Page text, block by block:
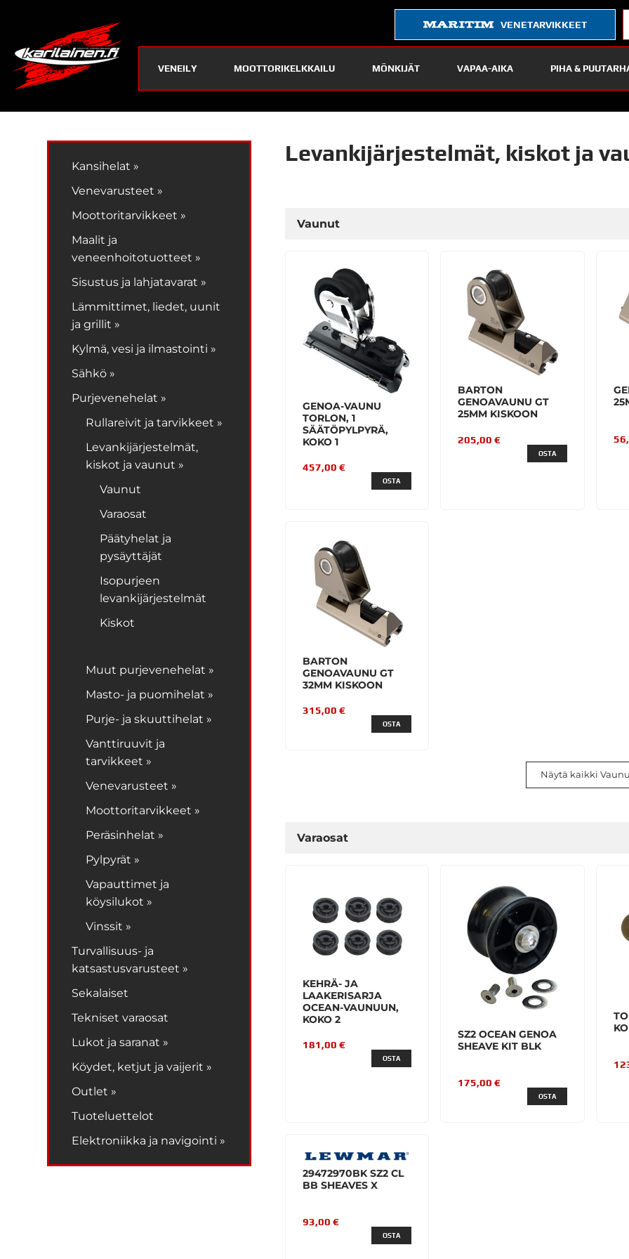
VENETARVIKKEET
VENEILY MOOTTORIKELKKAILU MÖNKIJÄT VAPAA-AIKA PIHA &
Kansihelat »
Venevarusteet »
Moottoritarvikkeet »
Maalit ja
veneenhoitotuotteet »
Sisustus ja lahjatavarat »
Lämmittimet, liedet, uunit
ja grillit »
Kylmä, vesi ja ilmastointi »
Sähkö »
Purjevenehelat »
Rullareivit ja tarvikkeet »
Levankijärjestelmät,
kiskot ja vaunut »
Vaunut
Varaosat
Päätyhelat ja
pysäyttäjät
Isopurjeen
levankijärjestelmät
Kiskot
Muut purjevenehelat »
Masto- ja puomihelat »
Purje- ja skuuttihelat »
Vanttiruuvit ja
tarvikkeet »
Venevarusteet »
Moottoritarvikkeet »
Peräsinhelat »
Pylpyrät »
Vapauttimet ja
köysilukot »
Vinssit »
Turvallisuus- ja
katsastusvarusteet »
Sekalaiset
Tekniset varaosat
Lukot ja saranat »
Köydet, ketjut ja vaijerit »
Outlet »
Tuoteluettelot
Elektroniikka ja navigointi »
Levankijärjestelmät, kiskot ja
Vaunut
GENOA-VAUNU
TORLON, 1
SÄÄTÖPYLPYRÄ,
KOKO 1
457,00 €
OSTA
BARTON
GENOAVAUNU GT
25MM KISKOON
205,00 €
OSTA
BARTON
GENOAVAUNU GT
32MM KISKOON
315,00 €
OSTA
Näytä kaikki
Varaosat
KEHRÄ- JA
LAAKERISARJA
OCEAN-VAUNUUN,
KOKO 2
181,00 €
OSTA
SZ2 OCEAN GENOA
SHEAVE KIT BLK
175,00 €
OSTA
29472970BK SZ2 CL
BB SHEAVES X
93,00 €
OSTA